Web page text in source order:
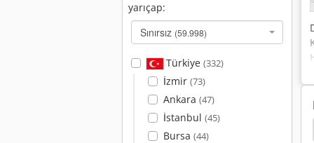
yarıçap:
Sınırsız (59.998)
Türkiye (332)
İzmir (73)
Ankara (47)
İstanbul (45)
Bursa (44)
Viessmann Rexola Biferral